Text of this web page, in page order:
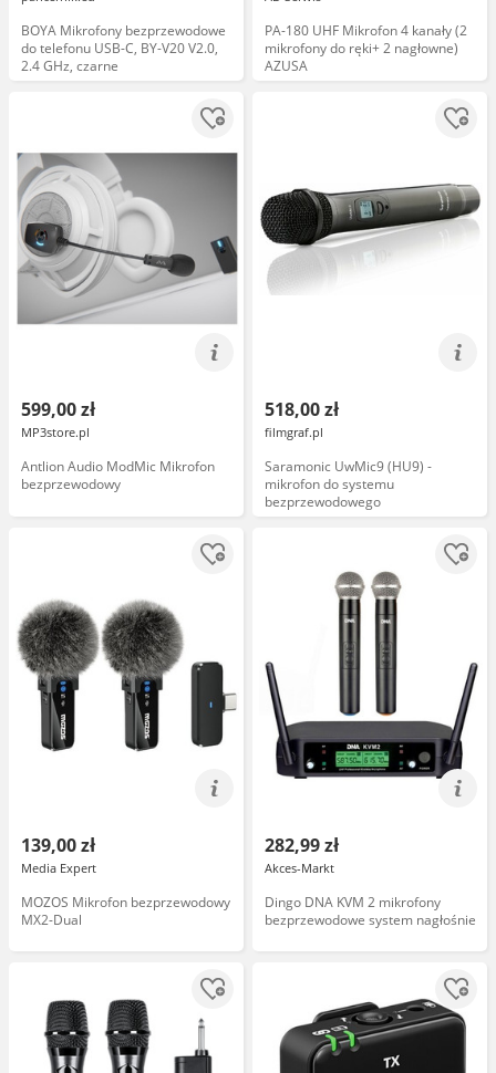
BOYA Mikrofony bezprzewodowe
do telefonu USB-C, BY-V20 V2.0,
2.4 GHz, czarne
PA-180 UHF Mikrofon 4 kanały (2
mikrofony do ręki+ 2 nagłowne)
AZUSA
599,00 zł
MP3store.pl
Antlion Audio ModMic Mikrofon
bezprzewodowy
518,00 zł
filmgraf.pl
Saramonic UwMic9 (HU9) -
mikrofon do systemu
bezprzewodowego
139,00 zł
Media Expert
MOZOS Mikrofon bezprzewodowy
MX2-Dual
282,99 zł
Akces-Markt
Dingo DNA KVM 2 mikrofony
bezprzewodowe system nagłośnie